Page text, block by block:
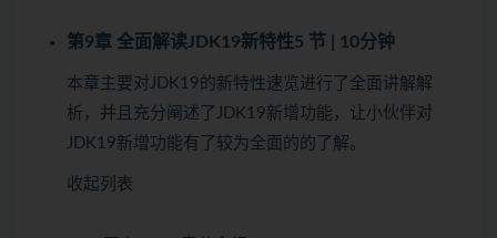
第9章 全面解读JDK19新特性5 节 | 10分钟
本章主要对JDK19的新特性速览进行了全面讲解解
析，并且充分阐述了JDK19新增功能，让小伙伴对
JDK19新增功能有了较为全面的的了解。
收起列表